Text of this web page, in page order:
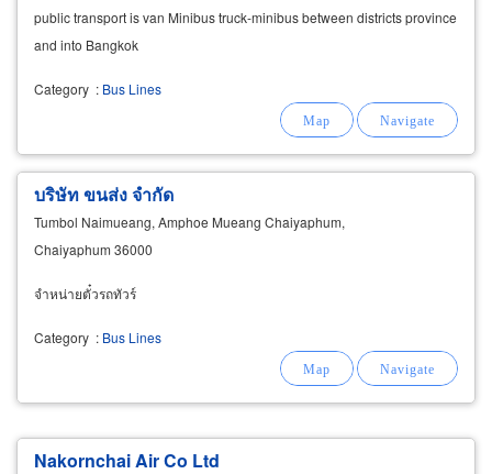
public transport is van Minibus truck-minibus between districts province
and into Bangkok
Category : Bus Lines
บริษัท ขนส่ง จำกัด
Tumbol Naimueang, Amphoe Mueang Chaiyaphum,
Chaiyaphum 36000
จำหน่ายตั๋วรถทัวร์
Category : Bus Lines
Nakornchai Air Co Ltd